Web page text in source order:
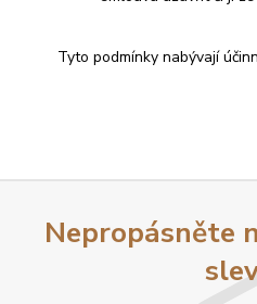
Tyto podmínky nabývají
Nepropásněte